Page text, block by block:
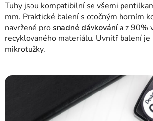
Tuhy jsou kompatibilní se všemi
mm. Praktické balení s otočným horním
navržené prosnadné dávkovánía z 90%
recyklovaného materiálu. Uvnitř balení je
mikrotužky.